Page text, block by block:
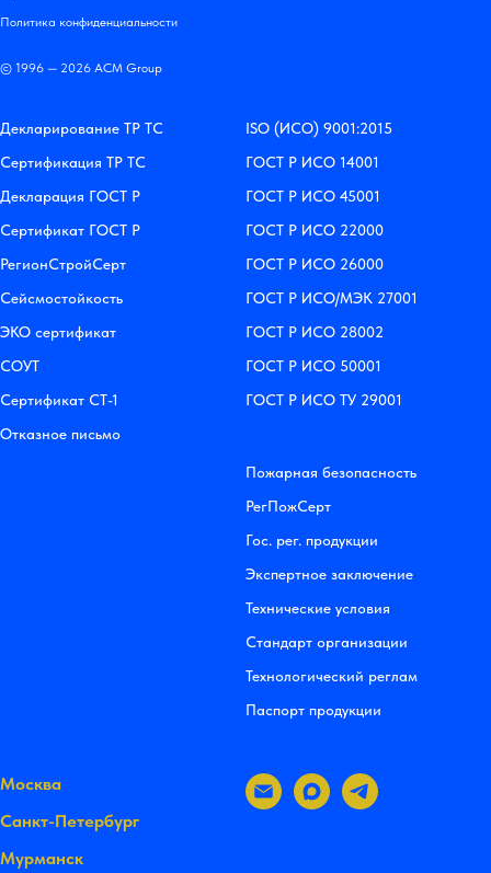
Политика конфиденциальности
© 1996 — 2026 АСМ Group
Декларирование ТР ТС
Сертификация ТР ТС
Декларация ГОСТ Р
Сертификат ГОСТ Р
РегионСтройСерт
Сейсмостойкость
ЭКО сертификат
СОУТ
Сертификат СТ-1
Отказное письмо
ISO (ИСО) 9001:2015
ГОСТ Р ИСО 14001
ГОСТ Р ИСО 45001
ГОСТ Р ИСО 22000
ГОСТ Р ИСО 26000
ГОСТ Р ИСО/МЭК 27001
ГОСТ Р ИСО 28002
ГОСТ Р ИСО 50001
ГОСТ Р ИСО ТУ 29001
Пожарная безопасность
РегПожСерт
Гос. рег. продукции
Экспертное заключение
Технические условия
Стандарт организации
Технологический реглам
Паспорт продукции
Москва
Санкт-Петербург
Мурманск